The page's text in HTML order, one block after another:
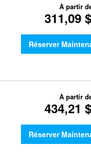
À partir
311,09
Réserver
À partir
434,21
Réserver